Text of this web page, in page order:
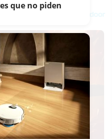
que no piden